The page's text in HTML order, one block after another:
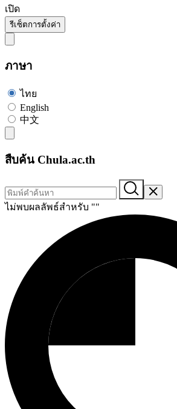
เปิด
รีเซ็ตการตั้งค่า
ภาษา
ไทย
English
中文
สืบค้น Chula.ac.th
ไม่พบผลลัพธ์สำหรับ ""